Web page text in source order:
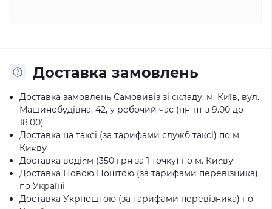
Доставка замовлень
Доставка замовлень Самовивіз зі складу: м. Київ, вул.
Машинобудівна, 42, у робочий час (пн-пт з 9.00 до
18.00)
Доставка на таксі (за тарифами служб таксі) по м.
Києву
Доставка водієм (350 грн за 1 точку) по м. Києву
Доставка Новою Поштою (за тарифами перевізника)
по Україні
Доставка Укрпоштою (за тарифами перевізника) по